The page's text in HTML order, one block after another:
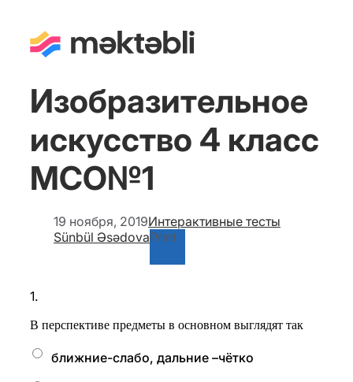
Изобразительное
искусство 4 класс
МСО№1
19 ноября, 2019Интерактивные тесты
Sünbül ƏsədovaPrint
1.
В перспективе предметы в основном выглядят так
ближние-слабо, дальние –чётко